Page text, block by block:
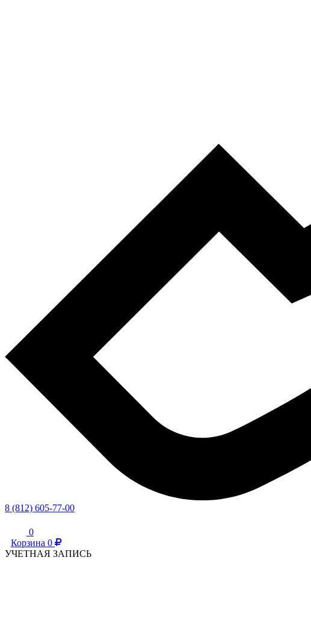
8 (812) 605-77-00
0
Корзина 0
УЧЕТНАЯ ЗАПИСЬ